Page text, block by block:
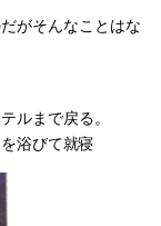
がそんなことはな
ルまで戻る。
浴びて就寝